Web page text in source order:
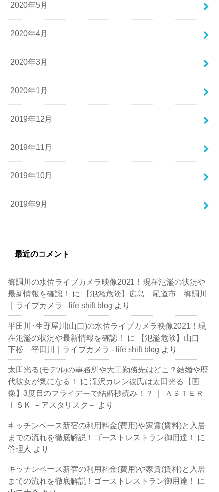
2020年5月
2020年4月
2020年3月
2020年1月
2019年12月
2019年11月
2019年10月
2019年9月
最近のコメント
御調川の水位ライブカメラ映像2021！現在氾濫の状況や
最新情報を確認！
に
【氾濫危険】広島 尾道市 御調川
｜ライブカメラ - life shift blog より
平田川･生野屋川(山口)の水位ライブカメラ映像2021！現
在氾濫の状況や最新情報を確認！
に
【氾濫危険】山口
下松 平田川｜ライブカメラ - life shift blog より
太田光る(モデル)の事務所や大工勤務先はどこ？結婚や歴
代彼女が気になる！
に滝沢カレン彼氏は太田光る【画
像】3度目のフライデーで結婚秒読み！？ ｜ ＡＳＴＥＲ
ＩＳＫ －アスタリスク－ より
キッチンベース新宿の利用料金(費用)や家賃(賃料)と入居
までの流れを徹底解説！ゴーストレストラン御用達！
に
管理人 より
キッチンベース新宿の利用料金(費用)や家賃(賃料)と入居
までの流れを徹底解説！ゴーストレストラン御用達！
に